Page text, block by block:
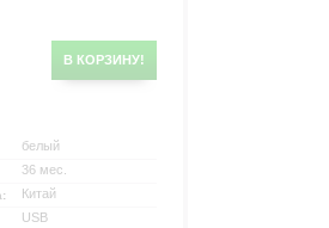
В КОРЗИНУ!
белый
36 мес.
Китай
USB